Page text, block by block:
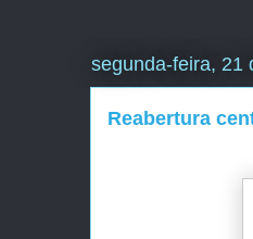
segunda-feira, 21
Reabertura